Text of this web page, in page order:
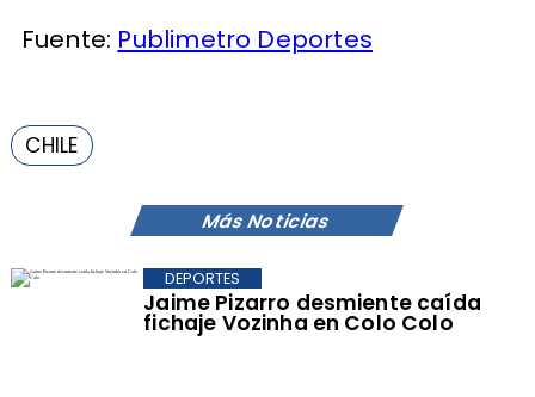
Más Noticias
Jaime Pizarro desmiente caída
fichaje Vozinha en Colo Colo
DEPORTES
Fuente: Publimetro Deportes
CHILE